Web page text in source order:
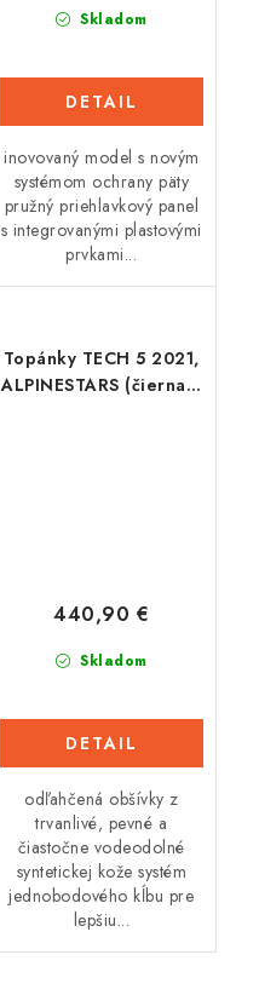
Skladom
DETAIL
inovovaný model s novým
systémom ochrany päty
pružný priehlavkový panel
s integrovanými plastovými
prvkami...
Topánky TECH 5 2021,
ALPINESTARS (čierna /
Skladom
440,90 €
DETAIL
odľahčená obšívky z
trvanlivé, pevné a
čiastočne vodeodolné
syntetickej kože systém
jednobodového kĺbu pre
lepšiu...